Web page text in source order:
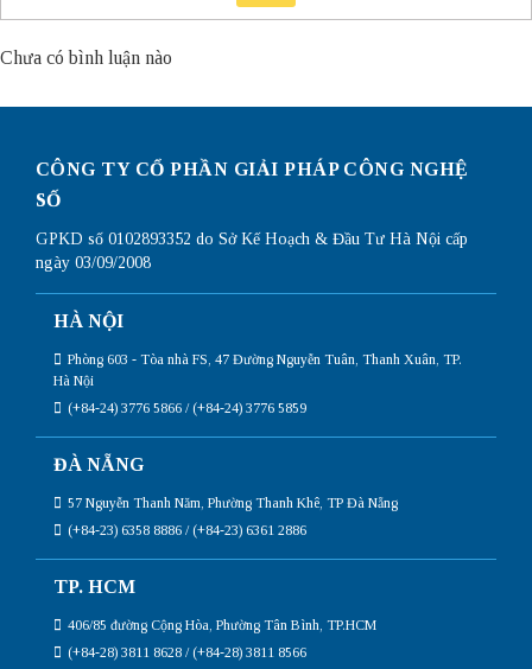
Chưa có bình luận nào
CÔNG TY CỔ PHẦN GIẢI PHÁP CÔNG NGHỆ
SỐ
GPKD số 0102893352 do Sở Kế Hoạch & Đầu Tư Hà Nội cấp
ngày 03/09/2008
HÀ NỘI
Phòng 603 - Tòa nhà FS, 47 Đường Nguyễn Tuân, Thanh Xuân, TP.
Hà Nội
(+84-24) 3776 5866 / (+84-24) 3776 5859
ĐÀ NẴNG
57 Nguyễn Thanh Năm, Phường Thanh Khê, TP Đà Nẵng
(+84-23) 6358 8886 / (+84-23) 6361 2886
TP. HCM
406/85 đường Cộng Hòa, Phường Tân Bình, TP.HCM
(+84-28) 3811 8628 / (+84-28) 3811 8566